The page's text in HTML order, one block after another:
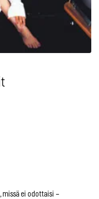
missä ei odottaisi –